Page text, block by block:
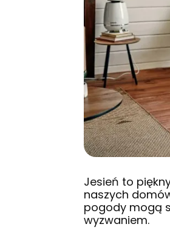
Jesień to
naszych
pogody mogą
wyzwaniem.